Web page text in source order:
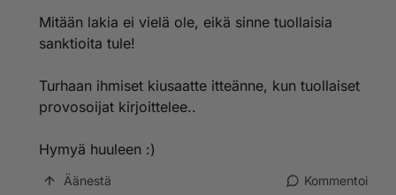
Mitään lakia ei vielä ole, eikä sinne tuollaisia
sanktioita tule!
Turhaan ihmiset kiusaatte itteänne, kun tuollaiset
provosoijat kirjoittelee..
Hymyä huuleen :)
Äänestä Kommentoi